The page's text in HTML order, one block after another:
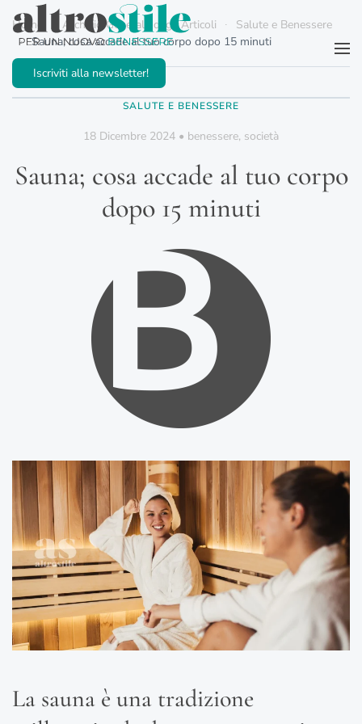
Passa al contenuto principale
Iscriviti alla newsletter!
Home Archivio Generale degli Articoli
Salute e Benessere
Sauna; cosa accade al tuo corpo dopo 15 minuti
SALUTE E BENESSERE
18 Dicembre 2024 • benessere, società
Sauna; cosa accade al tuo corpo
dopo 15 minuti
La sauna è una tradizione